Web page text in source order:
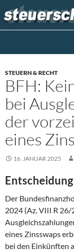
Inhalt
springen
STEUERN & RECHT
BFH:
bei
der
eines
16. JANUAR 2025
Entscheidung
Der
2024 (Az. VIII R
eines Zinsswaps
bei den Einkünften